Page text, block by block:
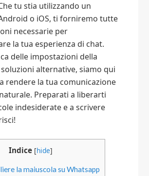
tu stia utilizzando un
o iOS, ti forniremo tutte
necessarie per
la tua esperienza di chat.
delle impostazioni della
alternative, siamo qui
rendere la tua comunicazione
Preparati a liberarti
indesiderate e a scrivere
Indice [hide]
la maiuscola su Whatsapp​